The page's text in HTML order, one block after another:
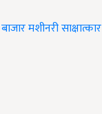
बाजारमशीनरीसाक्षात्कार